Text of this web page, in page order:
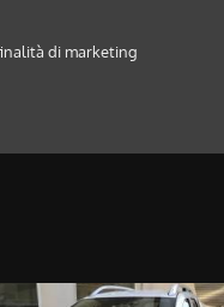
di marketing